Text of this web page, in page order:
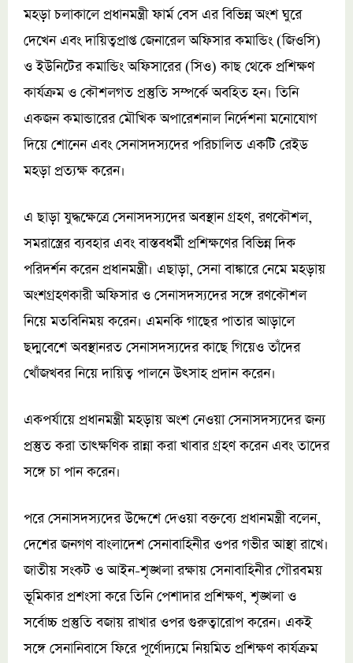
মহড়া চলাকালে প্রধানমন্ত্রী ফার্ম বেস এর বিভিন্ন অংশ ঘুরে
দেখেন এবং দায়িত্বপ্রাপ্ত জেনারেল অফিসার কমান্ডিং (জিওসি)
ও ইউনিটের কমান্ডিং অফিসারের (সিও) কাছ থেকে প্রশিক্ষণ
কার্যক্রম ও কৌশলগত প্রস্তুতি সম্পর্কে অবহিত হন। তিনি
একজন কমান্ডারের মৌখিক অপারেশনাল নির্দেশনা মনোযোগ
দিয়ে শোনেন এবং সেনাসদস্যদের পরিচালিত একটি রেইড
মহড়া প্রত্যক্ষ করেন।
এ ছাড়া যুদ্ধক্ষেত্রে সেনাসদস্যদের অবস্থান গ্রহণ, রণকৌশল,
সমরাস্ত্রের ব্যবহার এবং বাস্তবধর্মী প্রশিক্ষণের বিভিন্ন দিক
পরিদর্শন করেন প্রধানমন্ত্রী। এছাড়া, সেনা বাঙ্কারে নেমে মহড়ায়
অংশগ্রহণকারী অফিসার ও সেনাসদস্যদের সঙ্গে রণকৌশল
নিয়ে মতবিনিময় করেন। এমনকি গাছের পাতার আড়ালে
ছদ্মবেশে অবস্থানরত সেনাসদস্যদের কাছে গিয়েও তাঁদের
খোঁজখবর নিয়ে দায়িত্ব পালনে উৎসাহ প্রদান করেন।
একপর্যায়ে প্রধানমন্ত্রী মহড়ায় অংশ নেওয়া সেনাসদস্যদের জন্য
প্রস্তুত করা তাৎক্ষণিক রান্না করা খাবার গ্রহণ করেন এবং তাদের
সঙ্গে চা পান করেন।
পরে সেনাসদস্যদের উদ্দেশে দেওয়া বক্তব্যে প্রধানমন্ত্রী বলেন,
দেশের জনগণ বাংলাদেশ সেনাবাহিনীর ওপর গভীর আস্থা রাখে।
জাতীয় সংকট ও আইন-শৃঙ্খলা রক্ষায় সেনাবাহিনীর গৌরবময়
ভূমিকার প্রশংসা করে তিনি পেশাদার প্রশিক্ষণ, শৃঙ্খলা ও
সর্বোচ্চ প্রস্তুতি বজায় রাখার ওপর গুরুত্বারোপ করেন। একই
সঙ্গে সেনানিবাসে ফিরে পূর্ণোদ্যমে নিয়মিত প্রশিক্ষণ কার্যক্রম